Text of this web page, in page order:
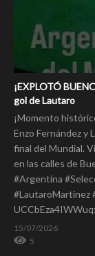
¡EXPLOTÓ
gol de Lautaro
¡Momento
Enzo Fernández y
final del Mundial.
en las calles de
#Argentina
#LautaroMartinez
15/07/2026
5